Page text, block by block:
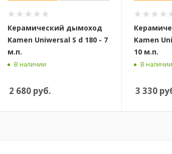
Керамический дымоход
Kamen Uniwersal S d 180 - 7
м.п.
В наличии
2 680 руб.
Kamen
10 м.п.
В наличии
3 330